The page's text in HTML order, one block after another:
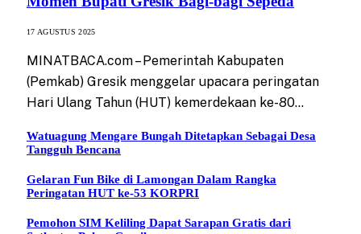
17 AGUSTUS 2025
MINATBACA.com – Pemerintah Kabupaten
(Pemkab) Gresik menggelar upacara peringatan
Hari Ulang Tahun (HUT) kemerdekaan ke-80…
Watuagung Mengare Bungah Ditetapkan Sebagai Desa
Tangguh Bencana
Gelaran Fun Bike di Lamongan Dalam Rangka
Peringatan HUT ke-53 KORPRI
Pemohon SIM Keliling Dapat Sarapan Gratis dari